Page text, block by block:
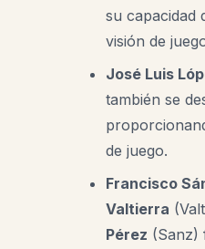
su capacidad
visión de
José Luis
también se
de juego.
Francisco
Valtierra
Pérez (Sanz)